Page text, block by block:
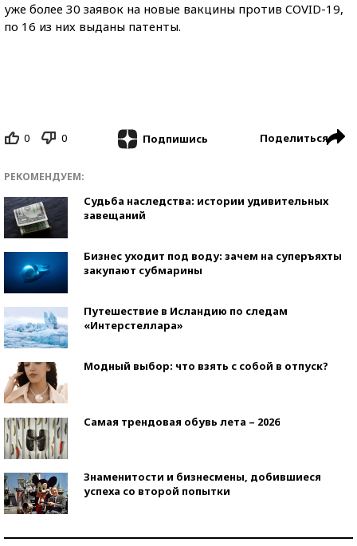
уже более 30 заявок на новые вакцины против CОVID-19,
по 16 из них выданы патенты.
0 0 Подпишись Поделиться
РЕКОМЕНДУЕМ:
Судьба наследства: истории удивительных
завещаний
Бизнес уходит под воду: зачем на суперъяхты
закупают субмарины
Путешествие в Исландию по следам
«Интерстеллара»
Модный выбор: что взять с собой в отпуск?
Самая трендовая обувь лета – 2026
Знаменитости и бизнесмены, добившиеся
успеха со второй попытки